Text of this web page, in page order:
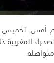
أمس الخميس
المغربية